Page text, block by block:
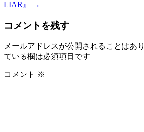
LIAR』
→
コメントを残す
メールアドレスが公開されることはあり
ている欄は必須項目です
コメント ※